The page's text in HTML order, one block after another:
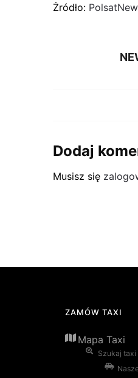
Żródło:
Dodaj
Musisz się
ZAMÓW TAXI
Mapa Taxi
Szukaj